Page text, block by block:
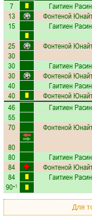
7 Гаитиен
13 Фонтеной
15 Гаитиен
25 Фонтеной
30
30 Гаитиен
30 Фонтеной
40 Гаитиен
40 Фонтеной
46 Гаитиен
55
70 Фонтеной
80
80 Гаитиен
84 Фонтеной
84 Гаитиен
90+1
Для